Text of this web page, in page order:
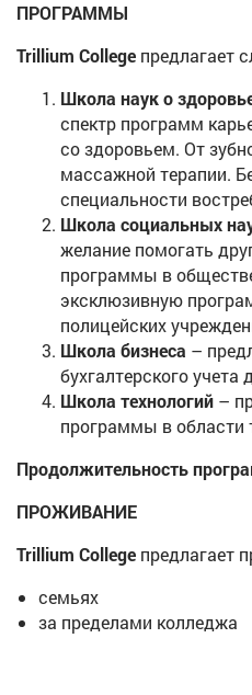
ПРОГРАММЫ
Trillium College предлагает
Школа наук о
спектр программ
со здоровьем. От
массажной терапии.
специальности
Школа социальных
желание помогать
программы в
эксклюзивную
полицейских
Школа бизнеса –
бухгалтерского
Школа технологий –
программы в области
Продолжительность
ПРОЖИВАНИЕ
Trillium College предлагает
семьях
за пределами колледжа